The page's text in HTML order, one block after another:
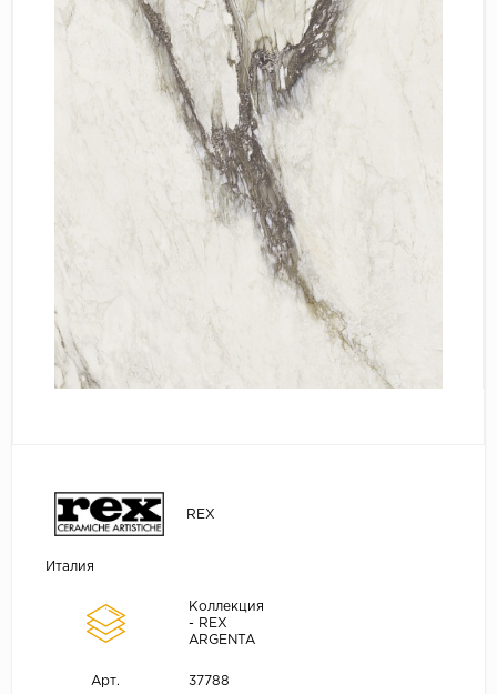
Искусственный камень
REX
Италия
Коллекция
- REX
ARGENTA
Арт. 37788